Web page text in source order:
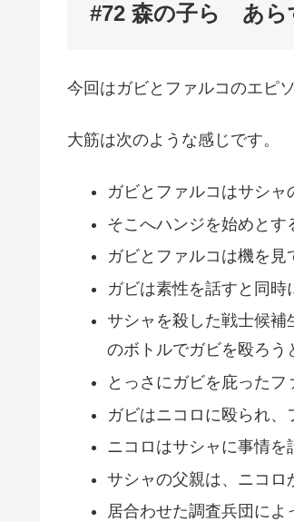
#72 森の子ら あら
今回はガビとファルコのエピ
大筋は次のような感じです。
ガビとファルコはサシャ
そこへハンジを始めとす
ガビとファルコは機を
ガビは素性を話すと同
サシャを殺した戦士候補
のボトルでガビを殴ろう
とっさにガビを庇った
ガビはニコロに殴られ
ニコロはサシャに事情を
サシャの父親は、ニコロ
居合わせた調査兵団に